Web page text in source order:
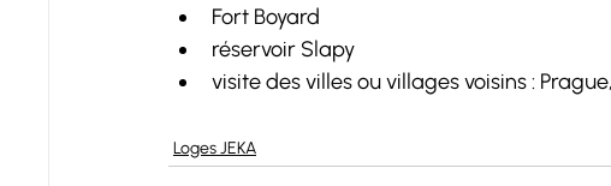
Fort Boyard
réservoir Slapy
visite des villes ou villages voisins :
Loges JEKA